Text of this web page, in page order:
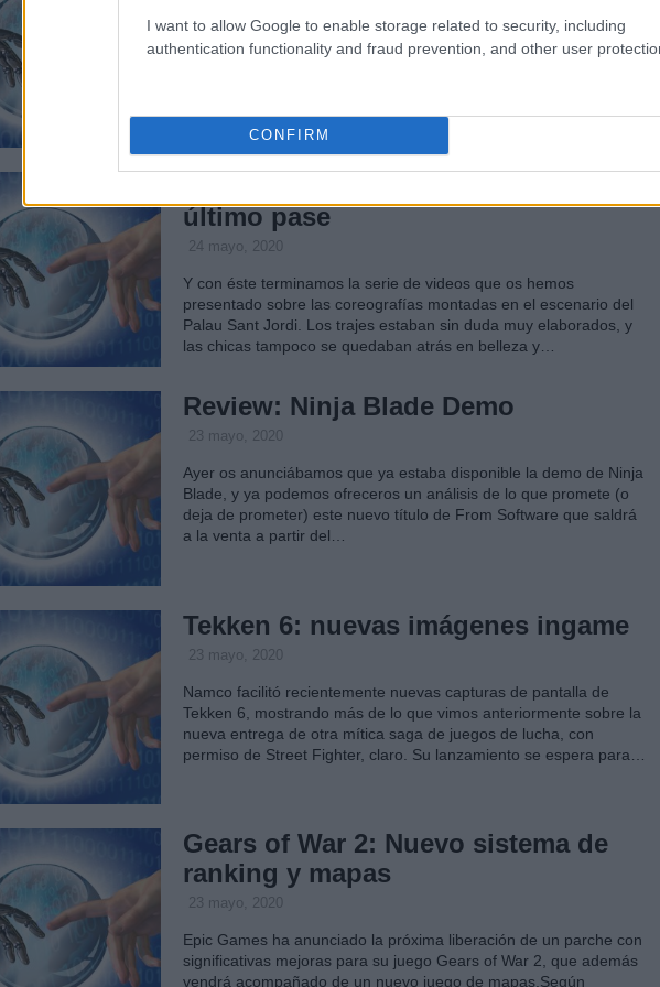
I want to allow Google to enable storage related to security, including
authentication functionality and fraud prevention, and other user
CONFIRM
24 mayo, 2020
entendidos conocerán de sobras, y a los demás nos sonará al…
último pase
24 mayo, 2020
Y con éste terminamos la serie de videos que os hemos
presentado sobre las coreografías montadas en el escenario del
Palau Sant Jordi. Los trajes estaban sin duda muy elaborados, y
las chicas tampoco se quedaban atrás en belleza y…
Review: Ninja Blade Demo
23 mayo, 2020
Ayer os anunciábamos que ya estaba disponible la demo de Ninja
Blade, y ya podemos ofreceros un análisis de lo que promete (o
deja de prometer) este nuevo título de From Software que saldrá
a la venta a partir del…
Tekken 6: nuevas imágenes ingame
23 mayo, 2020
Namco facilitó recientemente nuevas capturas de pantalla de
Tekken 6, mostrando más de lo que vimos anteriormente sobre la
nueva entrega de otra mítica saga de juegos de lucha, con
permiso de Street Fighter, claro. Su lanzamiento se espera para…
Gears of War 2: Nuevo sistema de
ranking y mapas
23 mayo, 2020
Epic Games ha anunciado la próxima liberación de un parche con
significativas mejoras para su juego Gears of War 2, que además
vendrá acompañado de un nuevo juego de mapas.Según